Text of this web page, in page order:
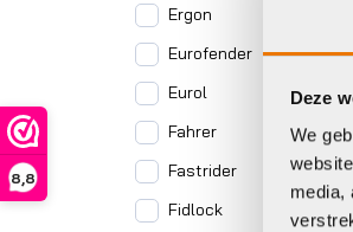
Deze
We
media,
8,8
Ergon
Eurofender
Eurol
Fahrer
Fastrider
Fidlock